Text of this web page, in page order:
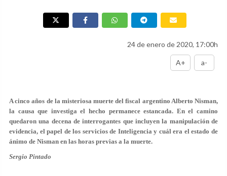
24 de enero de 2020, 17:00h
A+ a-
A cinco años de la misteriosa muerte del fiscal argentino Alberto Nisman,
la causa que investiga el hecho permanece estancada. En el camino
quedaron una decena de interrogantes que incluyen la manipulación de
evidencia, el papel de los servicios de Inteligencia y cuál era el estado de
ánimo de Nisman en las horas previas a la muerte.
Sergio Pintado